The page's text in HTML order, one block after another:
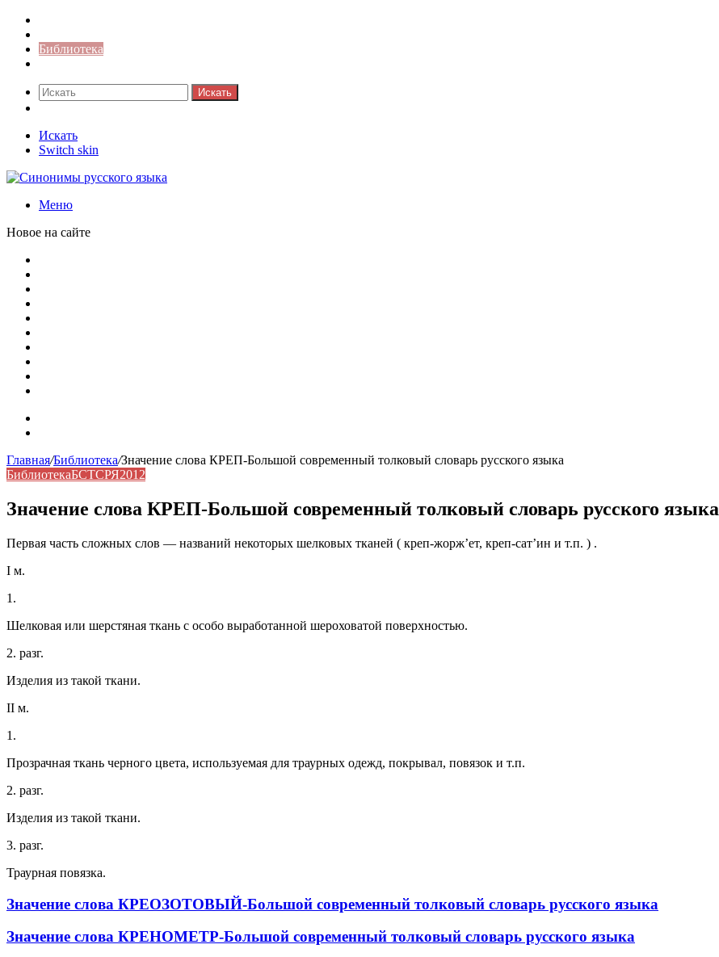
Библиотека
Искать
Искать
Switch skin
Меню
Новое на сайте
Главная/Библиотека/Значение слова КРЕП-Большой современный толковый словарь русского языка
БиблиотекаБСТСРЯ2012
Значение слова КРЕП-Большой современный толковый словарь русского языка
Первая часть сложных слов — названий некоторых шелковых тканей ( креп-жорж’ет, креп-сат’ин и т.п. ) .
I м.
1.
Шелковая или шерстяная ткань с особо выработанной шероховатой поверхностью.
2. разг.
Изделия из такой ткани.
II м.
1.
Прозрачная ткань черного цвета, используемая для траурных одежд, покрывал, повязок и т.п.
2. разг.
Изделия из такой ткани.
3. разг.
Траурная повязка.
Значение слова КРЕОЗОТОВЫЙ-Большой современный толковый словарь русского языка
Значение слова КРЕНОМЕТР-Большой современный толковый словарь русского языка